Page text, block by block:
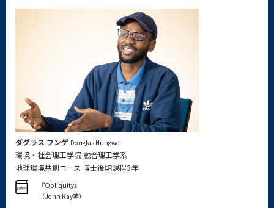
ダグラス フンゲ Douglas Hungwe
環境・社会理工学院 融合理工学系
地球環境共創コース 博士後期課程3年
『Obliquity』
（John Kay著）